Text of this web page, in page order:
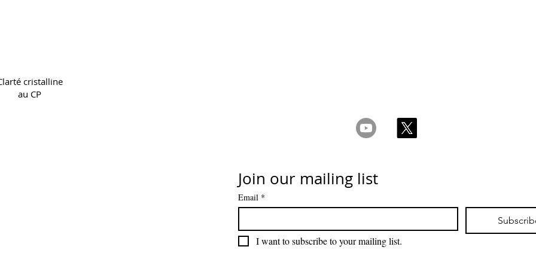
cristalline
au CP
Join our mailing list
Email *
I want to subscribe to your mailing list.